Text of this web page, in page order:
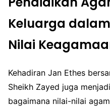
Keluarga
Nilai
Kehadiran Jan Ethes
Sheikh Zayed juga
bagaimana nilai-nilai